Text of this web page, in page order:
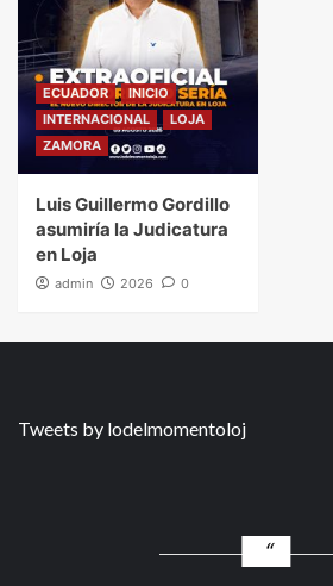
ECUADOR
INICIO
INTERNACIONAL
LOJA
ZAMORA
Luis Guillermo Gordillo
asumiría la Judicatura
en Loja
admin 2026 0
Tweets by lodelmomentoloj